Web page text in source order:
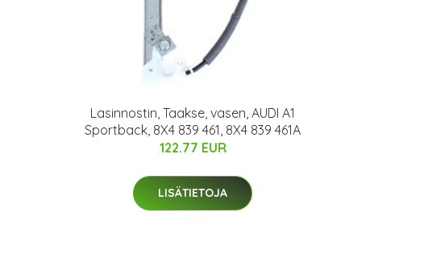
Lasinnostin, Taakse, vasen, AUDI A1
Sportback, 8X4 839 461, 8X4 839 461A
122.77 EUR
LISÄTIETOJA